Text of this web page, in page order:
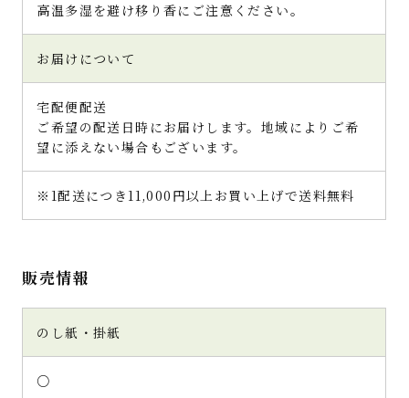
高温多湿を避け移り香にご注意ください。
お届けについて
宅配便配送
ご希望の配送日時にお届けします。地域によりご希
望に添えない場合もございます。
※1配送につき11,000円以上お買い上げで送料無料
販売情報
のし紙・掛紙
○